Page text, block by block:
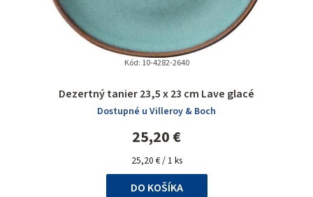
Dezertný tanier 23,5 x 23 cm Lave glacé
Dostupné u Villeroy & Boch
25,20 €
Jednotková
cena:
25,20 € / 1 ks
DO KOŠÍKA
Kód: 10-4282-2640